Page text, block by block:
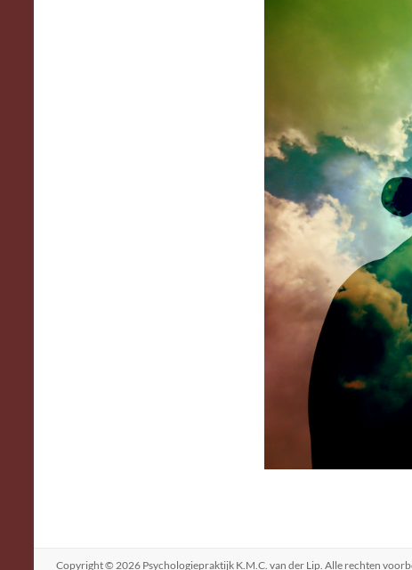
Copyright © 2026 Psychologiepraktijk K.M.C. van der Lip. Alle rechten